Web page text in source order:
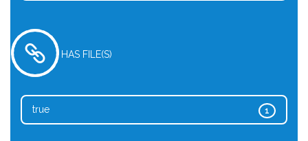
HAS FILE(S)
1
true